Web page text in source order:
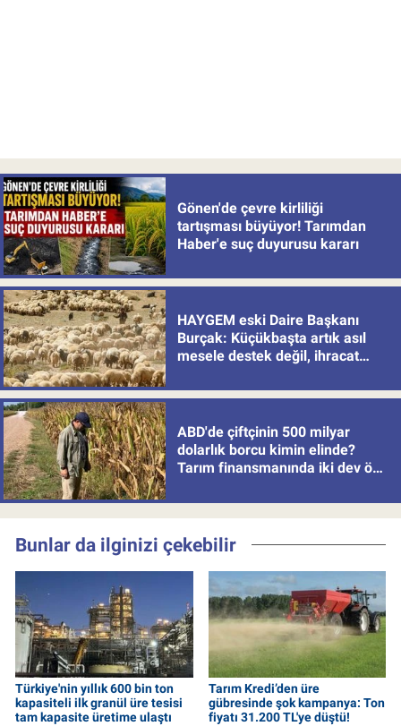
Gönen'de çevre kirliliği
tartışması büyüyor! Tarımdan
Haber'e suç duyurusu kararı
HAYGEM eski Daire Başkanı
Burçak: Küçükbaşta artık asıl
mesele destek değil, ihracat
ABD'de çiftçinin 500 milyar
dolarlık borcu kimin elinde?
Tarım finansmanında iki dev öne
Bunlar da ilginizi çekebilir
Türkiye'nin yıllık 600 bin ton
kapasiteli ilk granül üre tesisi
tam kapasite üretime ulaştı
Tarım Kredi’den üre
gübresinde şok kampanya: Ton
fiyatı 31.200 TL'ye düştü!